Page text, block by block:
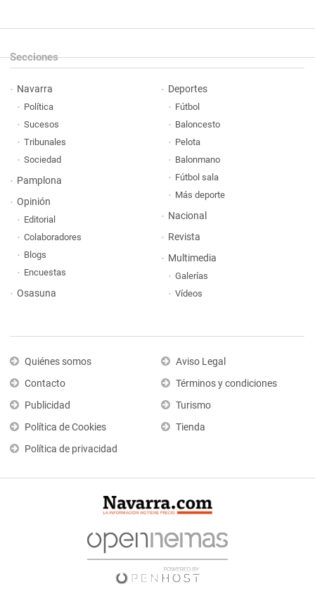
Secciones
Navarra
Política
Sucesos
Tribunales
Sociedad
Pamplona
Opinión
Editorial
Colaboradores
Blogs
Encuestas
Osasuna
Deportes
Fútbol
Baloncesto
Pelota
Balonmano
Fútbol sala
Más deporte
Nacional
Revista
Multimedia
Galerías
Vídeos
Quiénes somos
Contacto
Publicidad
Política de Cookies
Política de privacidad
Aviso Legal
Términos y condiciones
Turismo
Tienda